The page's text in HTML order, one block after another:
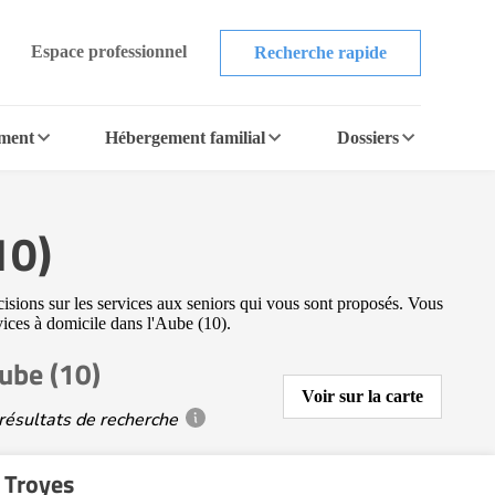
Espace professionnel Recherche rapide
Hébergement familial Dossiers
sur les services aux seniors qui vous sont proposés. Vous
à domicile dans l'Aube (10).
(10)
de recherche
Voir sur la carte